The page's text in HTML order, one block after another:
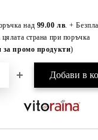
над 99.00 лв. +
страна при поръчка
за промо продукти)